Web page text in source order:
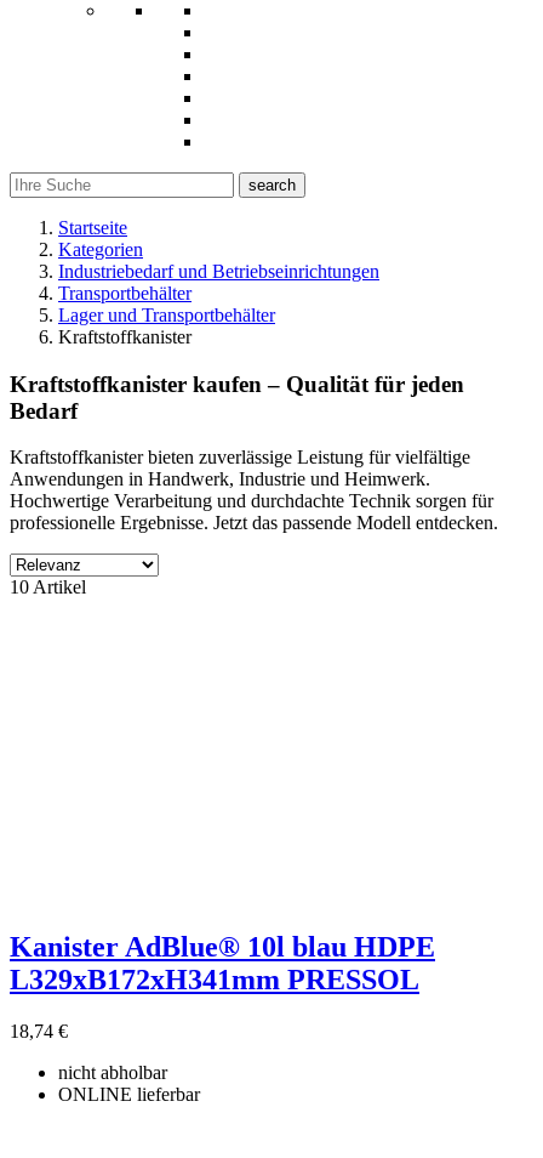
search
Startseite
Kategorien
Industriebedarf und Betriebseinrichtungen
Transportbehälter
Lager und Transportbehälter
Kraftstoffkanister
Kraftstoffkanister kaufen – Qualität für jeden
Bedarf
Kraftstoffkanister bieten zuverlässige Leistung für vielfältige
Anwendungen in Handwerk, Industrie und Heimwerk.
Hochwertige Verarbeitung und durchdachte Technik sorgen für
professionelle Ergebnisse. Jetzt das passende Modell entdecken.
Filter
10 Artikel
Kanister AdBlue® 10l blau HDPE
L329xB172xH341mm PRESSOL
18,74 €
nicht abholbar
ONLINE lieferbar